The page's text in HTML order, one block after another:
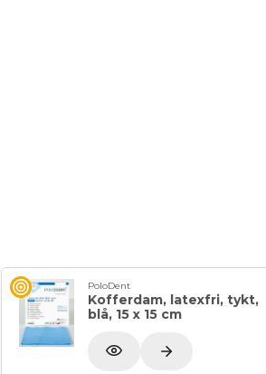
PoloDent
Kofferdam, latexfri, tykt,
blå, 15 x 15 cm